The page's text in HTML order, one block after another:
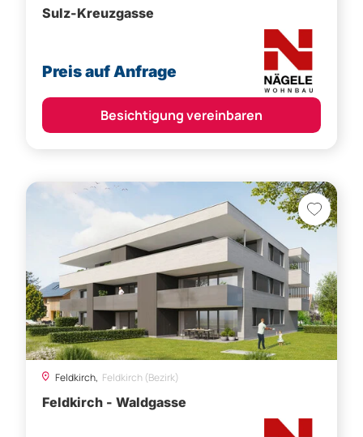
Sulz-Kreuzgasse
Preis auf Anfrage
Besichtigung vereinbaren
Feldkirch, Feldkirch (Bezirk)
Feldkirch - Waldgasse